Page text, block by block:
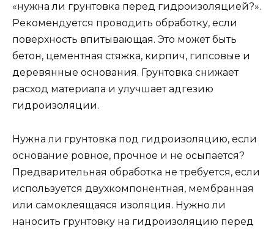
«нужна ли грунтовка перед гидроизоляцией?».
Рекомендуется проводить обработку, если
поверхность впитывающая. Это может быть
бетон, цементная стяжка, кирпич, гипсовые и
деревянные основания. Грунтовка снижает
расход материала и улучшает адгезию
гидроизоляции.
Нужна ли грунтовка под гидроизоляцию, если
основание ровное, прочное и не осыпается?
Предварительная обработка не требуется, если
используется двухкомпонентная, мембранная
или самоклеящаяся изоляция. Нужно ли
наносить грунтовку на гидроизоляцию перед